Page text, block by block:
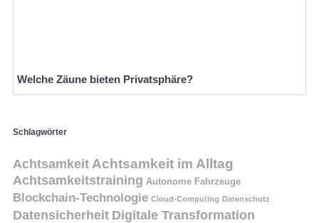
Welche Zäune bieten Privatsphäre?
Schlagwörter
Achtsamkeit Achtsamkeit im Alltag
Achtsamkeitstraining Autonome Fahrzeuge
Blockchain-Technologie Cloud-Computing Datenschutz
Datensicherheit Digitale Transformation